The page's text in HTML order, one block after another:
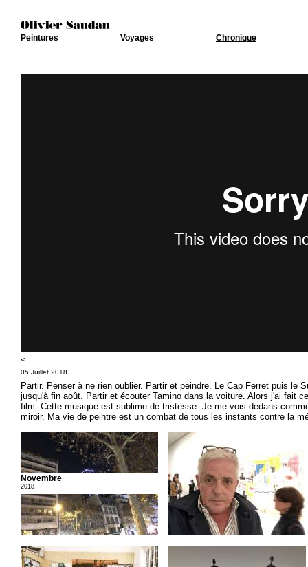
Peintures Voyages Chronique
<
05 Juillet 2018
Partir. Penser à ne rien oublier. Partir et peindre. Le Cap Ferret puis le
jusqu'à fin août. Partir et écouter Tamino dans la voiture. Alors j'ai fait
film. Cette musique est sublime de tristesse. Je me vois dedans
miroir. Ma vie de peintre est un combat de tous les instants contre la
Novembre
2018